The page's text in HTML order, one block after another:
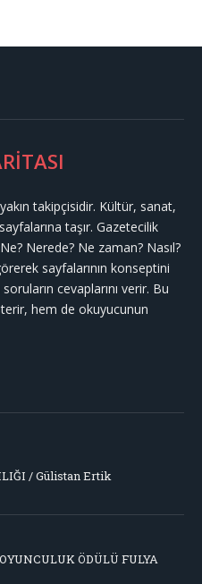
takipçisidir. Kültür, sanat,
taşır. Gazetecilik
Nerede? Ne zaman? Nasıl?
sayfalarının konseptini
cevaplarını verir. Bu
hem de okuyucunun
/ Gülistan Ertik
ÖDÜLÜ FULYA